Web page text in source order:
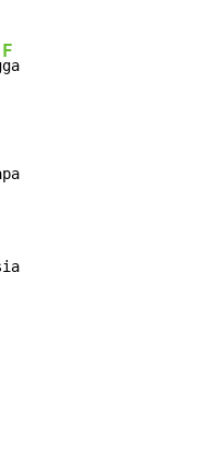
F
ga